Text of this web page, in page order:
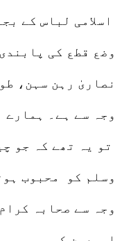
اسلامی لباس کے
وضع قطع کی
نصاریٰ رہن سہن،
وجہ سے ہے۔ ہمارے
تو یہ تھے کہ جو
وسلم کو محبوب
وجہ سے صحابہ